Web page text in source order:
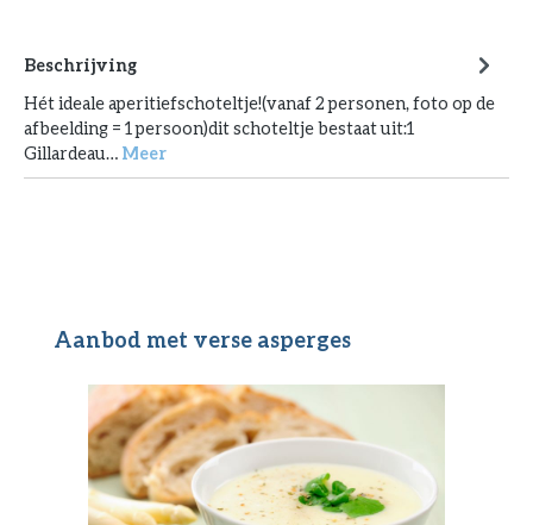
Beschrijving
Hét ideale aperitiefschoteltje!(vanaf 2 personen, foto op de
afbeelding = 1 persoon)dit schoteltje bestaat uit:1
Gillardeau… Meer
Productgalerij overslaan
Aanbod met verse asperges